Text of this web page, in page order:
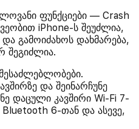
ფუნქციები — Crash
iPhone-ს შეუძლია,
გამოიძახოს დახმარება,
შეგიძლია.
და შეინარჩუნე
დაცული კავშირი Wi-Fi 7-
6-თან და ასევე,